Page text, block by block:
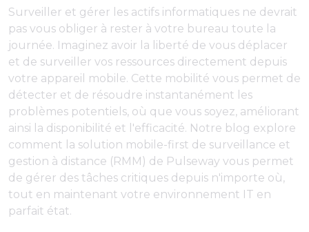
Surveiller et gérer les actifs informatiques ne devrait
pas vous obliger à rester à votre bureau toute la
journée. Imaginez avoir la liberté de vous déplacer
et de surveiller vos ressources directement depuis
votre appareil mobile. Cette mobilité vous permet de
détecter et de résoudre instantanément les
problèmes potentiels, où que vous soyez, améliorant
ainsi la disponibilité et l'efficacité. Notre blog explore
comment la solution mobile-first de surveillance et
gestion à distance (RMM) de Pulseway vous permet
de gérer des tâches critiques depuis n'importe où,
tout en maintenant votre environnement IT en
parfait état.